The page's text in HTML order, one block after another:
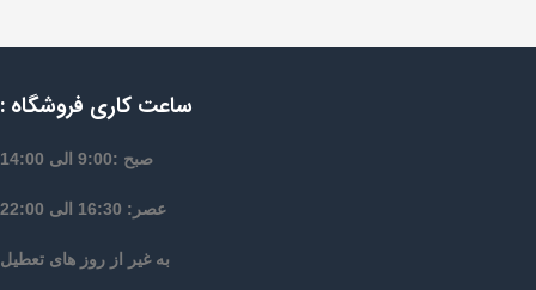
ساعت کاری فروشگاه :
صبح :9:00 الی 14:00
عصر: 16:30 الی 22:00
به غیر از روز های تعطیل